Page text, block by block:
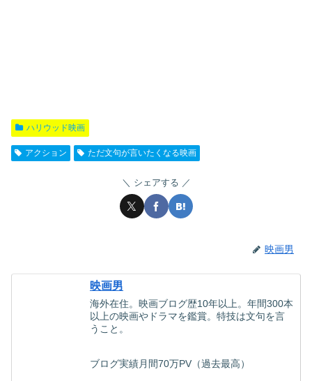
ハリウッド映画
アクション ただ文句が言いたくなる映画
シェアする
映画男
映画男
海外在住。映画ブログ歴10年以上。年間300本
以上の映画やドラマを鑑賞。特技は文句を言
うこと。
ブログ実績月間70万PV（過去最高）